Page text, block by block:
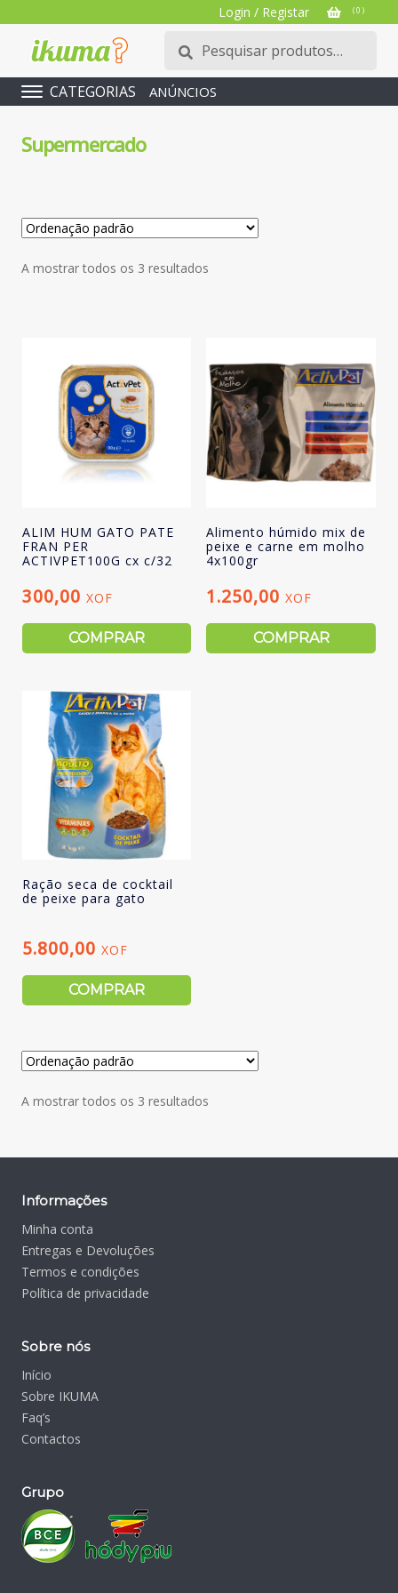
Login / Registar ( 0 )
Pesquisar
por:
Pesquisa
CATEGORIAS ANÚNCIOS
A mostrar todos os 3 resultados
ALIM HUM GATO PATE
FRAN PER
ACTIVPET100G cx c/32
300,00 XOF
COMPRAR
Alimento húmido mix de
peixe e carne em molho
4x100gr
1.250,00XOF
COMPRAR
Ração seca de cocktail
de peixe para gato
5.800,00 XOF
COMPRAR
A mostrar todos os 3 resultados
Supermercado
Informações
Minha conta
Entregas e Devoluções
Termos e condições
Política de privacidade
Sobre nós
Início
Sobre IKUMA
Faq’s
Contactos
Grupo